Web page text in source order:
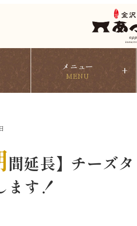
メニュー
MENU +
間延長】チーズ
ます！